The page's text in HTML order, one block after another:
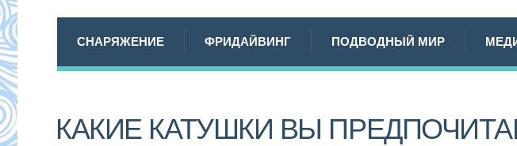
СНАРЯЖЕНИЕ ФРИДАЙВИНГ ПОДВОДНЫЙ МИР
КАКИЕ КАТУШКИ ВЫ